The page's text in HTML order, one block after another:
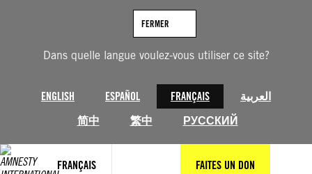
Dans quelle langue voulez-vous utiliser ce site?
ENGLISH ESPAÑOL FRANÇAIS
العربية
简中
繁中 РУССКИЙ
FERMER
FRANÇAIS FAITES UN DON